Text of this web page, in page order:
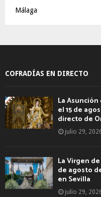
Málaga
COFRADÍAS EN DIRECTO
La
el 15 de
directo de
julio 29,
La Virgen
de agosto
en Sevilla
julio 29,